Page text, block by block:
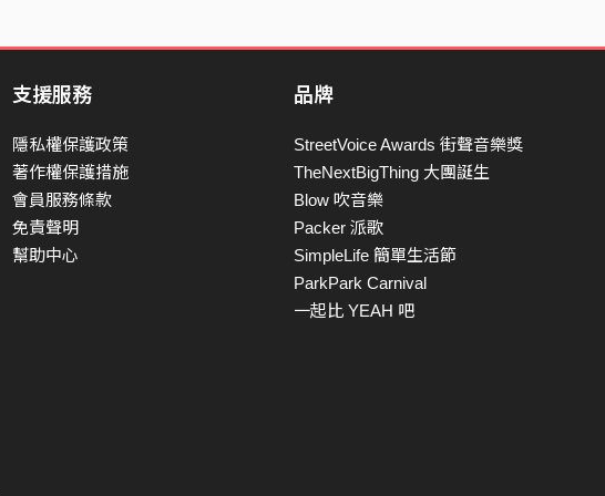
支援服務
隱私權保護政策
著作權保護措施
會員服務條款
免責聲明
幫助中心
品牌
StreetVoice Awards 街聲音樂獎
TheNextBigThing 大團誕生
Blow 吹音樂
Packer 派歌
SimpleLife 簡單生活節
ParkPark Carnival
一起比 YEAH 吧